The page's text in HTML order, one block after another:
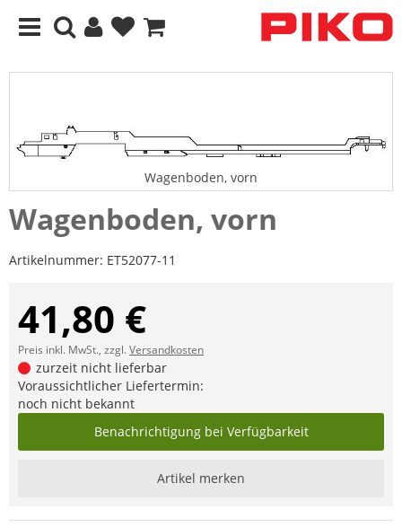
Wagenboden, vorn
Wagenboden, vorn
Artikelnummer: ET52077-11
41,80 €
Preis inkl. MwSt., zzgl.Versandkosten
zurzeit nicht lieferbar
Voraussichtlicher Liefertermin:
noch nicht bekannt
Benachrichtigung bei Verfügbarkeit
Artikel merken